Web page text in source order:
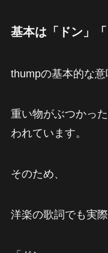
基本は「ドン」
thumpの基本的な意
重い物がぶつかっ
われています。
そのため、
洋楽の歌詞でも実